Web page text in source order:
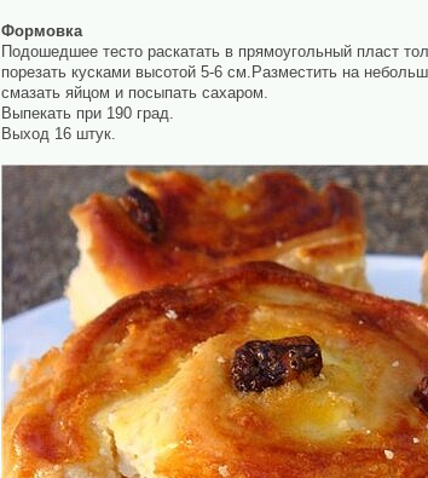
Формовка
Подошедшее тесто раскатать в прямоугольный пласт
порезать кусками высотой 5-6 см.Разместить на
смазать яйцом и посыпать сахаром.
Выпекать при 190 град.
Выход 16 штук.